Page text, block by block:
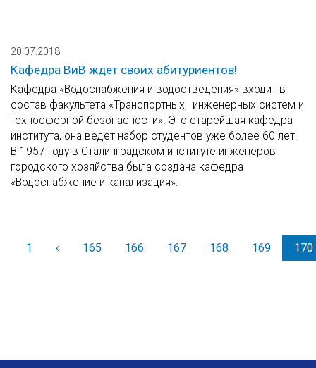
20.07.2018
Кафедра ВиВ ждет своих абитуриентов!
Кафедра «Водоснабжения и водоотведения» входит в
состав факультета «Транспортных, инженерных систем и
техносферной безопасности». Это старейшая кафедра
института, она ведет набор студентов уже более 60 лет.
В 1957 году в Сталинградском институте инженеров
городского хозяйства была создана кафедра
«Водоснабжение и канализация».
1 ‹Назад165 166 167 168 169 170